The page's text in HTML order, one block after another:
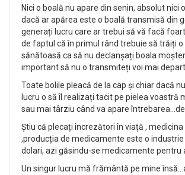
Nici o boală nu apare din senin, absolut nici
dacă ar apărea este o boală transmisă din
generați lucru care ar trebui să vă facă
de faptul că în primul rând trebuie să trăiți o
sănătoasă ca să nu declanșați boala
important să nu o transmiteți voi mai
Toate bolile pleacă de la cap și chiar dacă
lucru o să îl realizați tacit pe pielea voastră
sau mai târziu când va apare
Știu că plecați încrezători în viață ,
,producția de medicamente este o
dolari, azi găsindu-se medicamente pentru
Un singur lucru mă frământă pe mine